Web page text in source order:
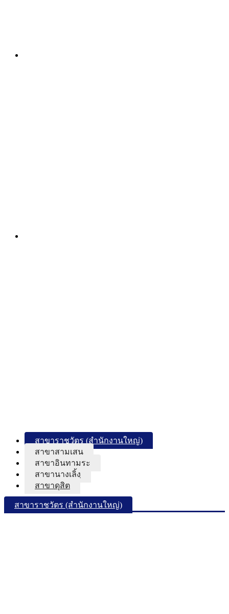
สาขาราชวัตร (สำนักงานใหญ่)
สาขาสามเสน
สาขาอินทามระ
สาขานางเลิ้ง
สาขาดุสิต
สาขาราชวัตร (สำนักงานใหญ่)